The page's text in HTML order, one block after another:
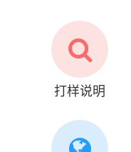
打样说明